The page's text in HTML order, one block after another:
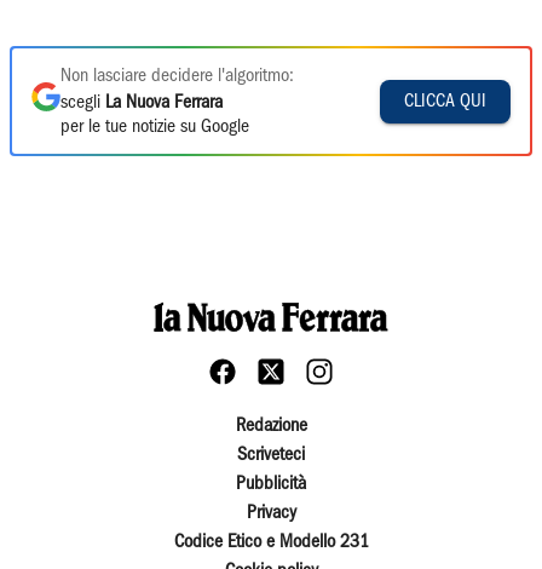
Non lasciare decidere l'algoritmo:
scegli La Nuova Ferrara
per le tue notizie su Google
CLICCA QUI
Redazione
Scriveteci
Pubblicità
Privacy
Codice Etico e Modello 231